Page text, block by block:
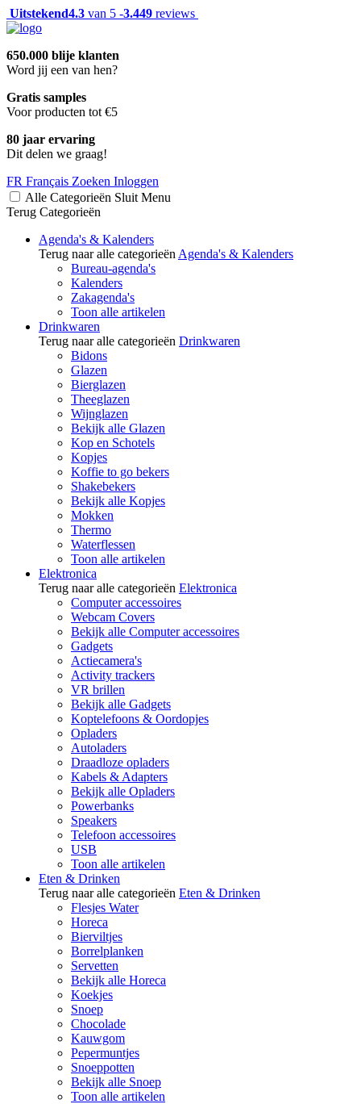
Uitstekend4.3 van 5 -3.449 reviews
650.000 blije klanten
Word jij een van hen?
Gratis samples
Voor producten tot €5
80 jaar ervaring
Dit delen we graag!
FR Français Zoeken Inloggen
Alle Categorieën Sluit Menu
Terug Categorieën
Agenda's & Kalenders
Terug naar alle categorieën Agenda's & Kalenders
Bureau-agenda's
Kalenders
Zakagenda's
Toon alle artikelen
Drinkwaren
Terug naar alle categorieën Drinkwaren
Bidons
Glazen
Bierglazen
Theeglazen
Wijnglazen
Bekijk alle Glazen
Kop en Schotels
Kopjes
Koffie to go bekers
Shakebekers
Bekijk alle Kopjes
Mokken
Thermo
Waterflessen
Toon alle artikelen
Elektronica
Terug naar alle categorieën Elektronica
Computer accessoires
Webcam Covers
Bekijk alle Computer accessoires
Gadgets
Actiecamera's
Activity trackers
VR brillen
Bekijk alle Gadgets
Koptelefoons & Oordopjes
Opladers
Autoladers
Draadloze opladers
Kabels & Adapters
Bekijk alle Opladers
Powerbanks
Speakers
Telefoon accessoires
USB
Toon alle artikelen
Eten & Drinken
Terug naar alle categorieën Eten & Drinken
Flesjes Water
Horeca
Bierviltjes
Borrelplanken
Servetten
Bekijk alle Horeca
Koekjes
Snoep
Chocolade
Kauwgom
Pepermuntjes
Snoeppotten
Bekijk alle Snoep
Toon alle artikelen